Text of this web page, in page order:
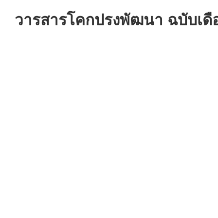
วารสารโคกปรงพัฒนา ฉบับเ